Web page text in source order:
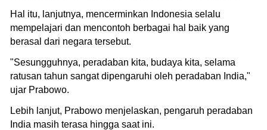
Hal itu, lanjutnya, mencerminkan Indonesia selalu
mempelajari dan mencontoh berbagai hal baik yang
berasal dari negara tersebut.
"Sesungguhnya, peradaban kita, budaya kita, selama
ratusan tahun sangat dipengaruhi oleh peradaban India,"
ujar Prabowo.
Lebih lanjut, Prabowo menjelaskan, pengaruh peradaban
India masih terasa hingga saat ini.